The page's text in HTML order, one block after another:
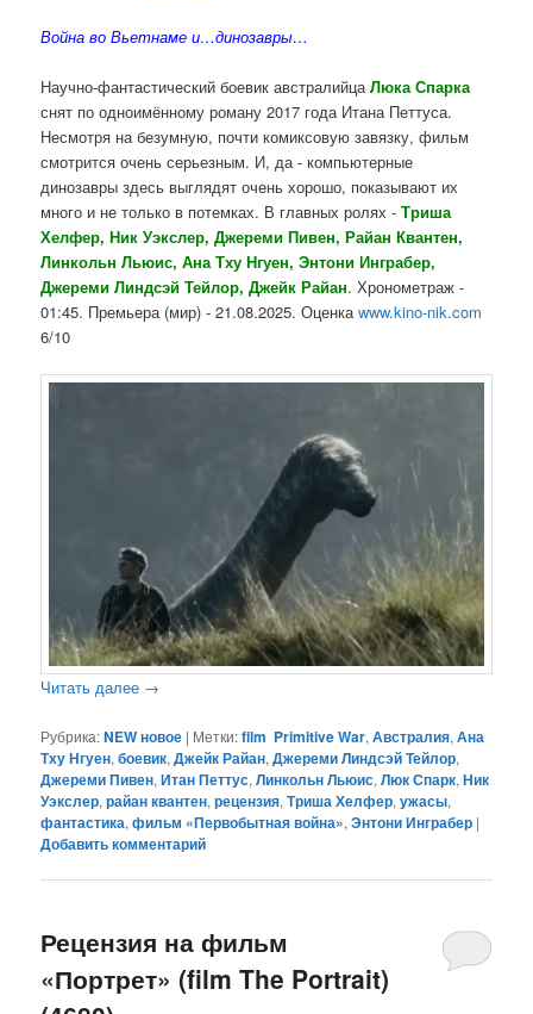
Война во Вьетнаме и…динозавры…
Научно-фантастический боевик австралийцаЛюка Спарка
снят по одноимённому роману 2017 года Итана Петтуса.
Несмотря на безумную, почти комиксовую завязку, фильм
смотрится очень серьезным. И, да - компьютерные
динозавры здесь выглядят очень хорошо, показывают их
много и не только в потемках. В главных ролях -Триша
Хелфер, Ник Уэкслер, Джереми Пивен, Райан Квантен,
Линкольн Льюис, Ана Тху Нгуен, Энтони Инграбер,
Джереми Линдсэй Тейлор, Джейк Райан. Хронометраж -
01:45. Премьера (мир) - 21.08.2025. Оценкаwww.kino-nik.com
6/10
Читать далее →
Рубрика:NEW новое | Метки:film Primitive War,Австралия,Ана
Тху Нгуен,боевик,Джейк Райан,Джереми Линдсэй Тейлор,
Джереми Пивен,Итан Петтус,Линкольн Льюис,Люк Спарк,Ник
Уэкслер,райан квантен,рецензия,Триша Хелфер,ужасы,
фантастика,фильм «Первобытная война»,Энтони Инграбер |
Добавить комментарий
Рецензия на фильм
«Портрет» (film The Portrait)